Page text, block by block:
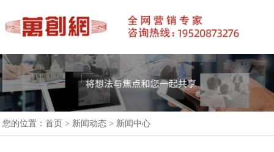
您的位置：首页 > 新闻动态 > 新闻中心